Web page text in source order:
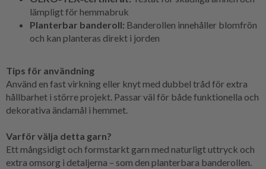
lämpligt för hemmabruk
Planterbar banderoll: Banderollen innehåller blomfrön
och kan planteras direkt i jorden
Tips för användning
Använd en fast virkning eller knyt med dubbel tråd för extra
hållbarhet i större projekt. Passar väl för både funktionella och
dekorativa ändamål i hemmet.
Varför välja detta garn?
Ett mångsidigt och formstarkt garn med naturligt uttryck och
extra omsorg i detaljerna – som den planterbara banderollen.